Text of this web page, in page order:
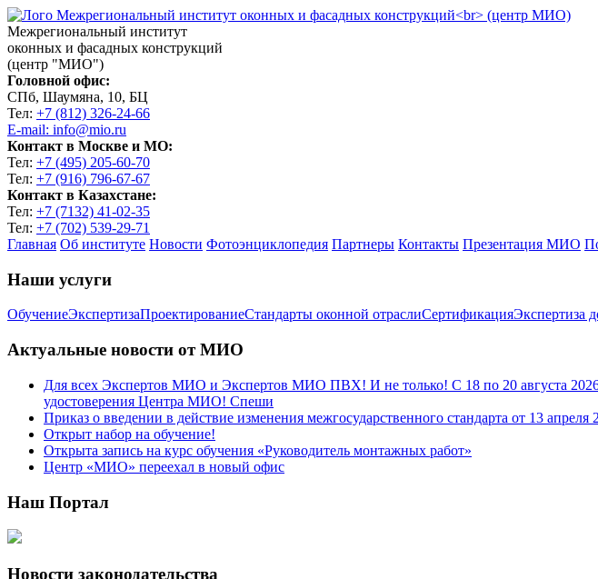
Межрегиональный институт
оконных и фасадных конструкций
(центр "МИО")
Головной офис:
СПб, Шаумяна, 10, БЦ
Тел: +7 (812) 326-24-66
E-mail: info@mio.ru
Контакт в Москве и МО:
Тел: +7 (495) 205-60-70
Тел: +7 (916) 796-67-67
Контакт в Казахстане:
Тел: +7 (7132) 41-02-35
Тел: +7 (702) 539-29-71
Главная Об институте Новости Фотоэнциклопедия Партнеры Контакты Презентация МИО
Наши услуги
ОбучениеЭкспертизаПроектированиеСтандарты оконной отраслиСертификацияЭкспертиза
Актуальные новости от МИО
Для всех Экспертов МИО и Экспертов МИО ПВХ! И не только! С 18 по 20 августа
удостоверения Центра МИО! Спеши
Приказ о введении в действие изменения межгосударственного стандарта от 13 апреля
Открыт набор на обучение!
Открыта запись на курс обучения «Руководитель монтажных работ»
Центр «МИО» переехал в новый офис
Наш Портал
Новости законодательства